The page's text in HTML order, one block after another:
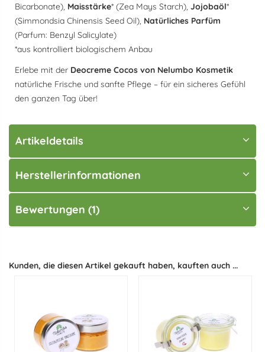
Bicarbonate), Maisstärke* (Zea Mays Starch), Jojobaöl*
(Simmondsia Chinensis Seed Oil), Natürliches Parfüm
(Parfum: Benzyl Salicylate)
*aus kontrolliert biologischem Anbau
Erlebe mit der Deocreme Cocos von Nelumbo Kosmetik
natürliche Frische und sanfte Pflege – für ein sicheres Gefühl
den ganzen Tag über!
Artikeldetails
Herstellerinformationen
Bewertungen (1)
Kunden, die diesen Artikel gekauft haben, kauften auch ...